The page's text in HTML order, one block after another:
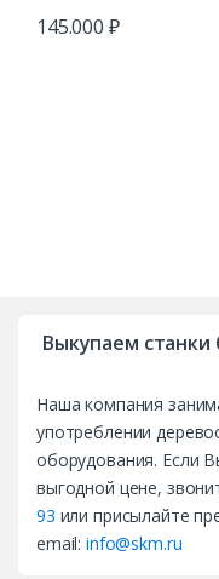
145.000 ₽
Выкупаем станки
Наша компания
употреблении
оборудования. Если
выгодной цене,
93 или присылайте
email:info@skm.ru